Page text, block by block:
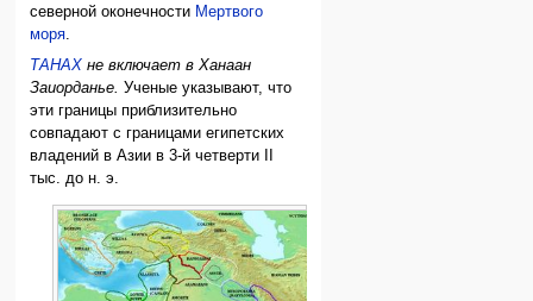
северной оконечности Мертвого
моря.
ТАНАХ не включает в Ханаан
Заиорданье. Ученые указывают, что
эти границы приблизительно
совпадают с границами египетских
владений в Азии в 3-й четверти II
тыс. до н. э.